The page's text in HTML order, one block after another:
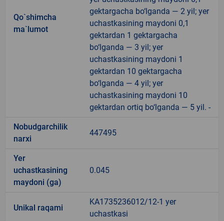
Qo`shimcha
ma`lumot
gektargacha bo‘lganda — 2 yil; yer
uchastkasining maydoni 0,1
gektardan 1 gektargacha
bo‘lganda — 3 yil; yer
uchastkasining maydoni 1
gektardan 10 gektargacha
bo‘lganda — 4 yil; yer
uchastkasining maydoni 10
gektardan ortiq bo‘lganda — 5 yil. -
Nobudgarchilik
narxi
447495
Yer
uchastkasining
maydoni (ga)
0.045
Unikal raqami
KA1735236012/12-1 yer
uchastkasi